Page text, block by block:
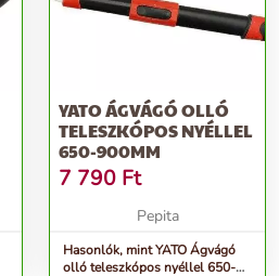
YATO ÁGVÁGÓ OLLÓ
TELESZKÓPOS NYÉLLEL
650-900MM
7 790 Ft
Pepita
Hasonlók, mint YATO Ágvágó
olló teleszkópos nyéllel 650-